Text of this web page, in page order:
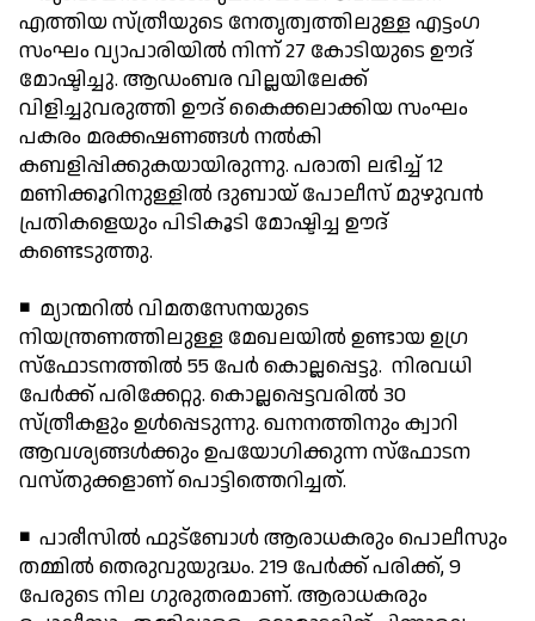
എത്തിയ സ്ത്രീയുടെ നേതൃത്വത്തിലുള്ള എട്ടംഗ
സംഘം വ്യാപാരിയില്‍ നിന്ന് 27 കോടിയുടെ ഊദ്
മോഷ്ടിച്ചു. ആഡംബര വില്ലയിലേക്ക്
വിളിച്ചുവരുത്തി ഊദ് കൈക്കലാക്കിയ സംഘം
പകരം മരക്കഷണങ്ങള്‍ നല്‍കി
കബളിപ്പിക്കുകയായിരുന്നു. പരാതി ലഭിച്ച് 12
മണിക്കൂറിനുള്ളില്‍ ദുബായ് പോലീസ് മുഴുവന്‍
പ്രതികളെയും പിടികൂടി മോഷ്ടിച്ച ഊദ്
കണ്ടെടുത്തു.
◾ മ്യാന്മറില്‍ വിമതസേനയുടെ
നിയന്ത്രണത്തിലുള്ള മേഖലയില്‍ ഉണ്ടായ ഉഗ്ര
സ്ഫോടനത്തില്‍ 55 പേര്‍ കൊല്ലപ്പെട്ടു. നിരവധി
പേര്‍ക്ക് പരിക്കേറ്റു. കൊല്ലപ്പെട്ടവരില്‍ 30
സ്ത്രീകളും ഉള്‍പ്പെടുന്നു. ഖനനത്തിനും ക്വാറി
ആവശ്യങ്ങള്‍ക്കും ഉപയോഗിക്കുന്ന സ്ഫോടന
വസ്തുക്കളാണ് പൊട്ടിത്തെറിച്ചത്.
◾ പാരീസില്‍ ഫുട്ബോള്‍ ആരാധകരും പൊലീസും
തമ്മില്‍ തെരുവുയുദ്ധം. 219 പേര്‍ക്ക് പരിക്ക്, 9
പേരുടെ നില ഗുരുതരമാണ്. ആരാധകരും